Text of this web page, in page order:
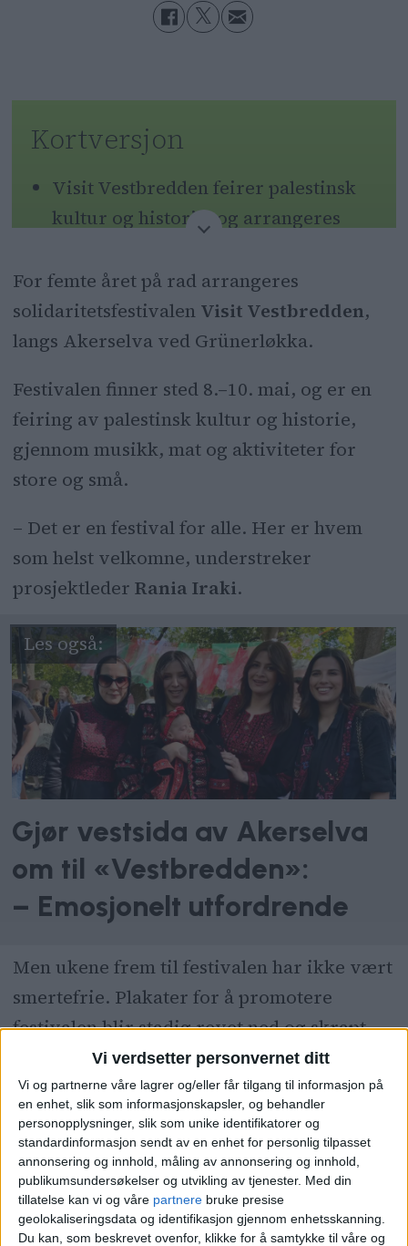
Vi verdsetter personvernet ditt
Vi og partnerne våre lagrer og/eller får tilgang til informasjon på
en enhet, slik som informasjonskapsler, og behandler
personopplysninger, slik som unike identifikatorer og
standardinformasjon sendt av en enhet for personlig tilpasset
annonsering og innhold, måling av annonsering og innhold,
publikumsundersøkelser og utvikling av tjenester. Med din
tillatelse kan vi og våre partnere bruke presise
geolokaliseringsdata og identifikasjon gjennom enhetsskanning.
Du kan, som beskrevet ovenfor, klikke for å samtykke til våre og
Kortversjon
Visit Vestbredden feirer palestinsk
kultur og historie, og arrangeres
Arrangøren opplever at plakater de
har hengt opp rives ned og skrapes
vekk.
De kaller det et målbevisst
sabotasjeforsøk, og beskriver
opplevelsen som ubehagelig.
Festivalen gjennomføres likevel som
planlagt.
For femte året på rad arrangeres
solidaritetsfestivalen Visit Vestbredden,
langs Akerselva ved Grünerløkka.
Festivalen finner sted 8.–10. mai, og er en
feiring av palestinsk kultur og historie,
gjennom musikk, mat og aktiviteter for
store og små.
– Det er en festival for alle. Her er hvem
som helst velkomne, understreker
prosjektleder Rania Iraki.
Gjør vestsida av Akerselva
om til «Vestbredden»:
– Emosjonelt utfordrende
Men ukene frem til festivalen har ikke vært
smertefrie. Plakater for å promotere
festivalen blir stadig revet ned og skrapt
vekk, forteller arrangøren.
– Sabotasjeforsøk
– Vi har hengt opp en del plakater over hele
Oslo, men etter bare en dag har de blitt
revet ned, både på Sofienberg, på Bjølsen